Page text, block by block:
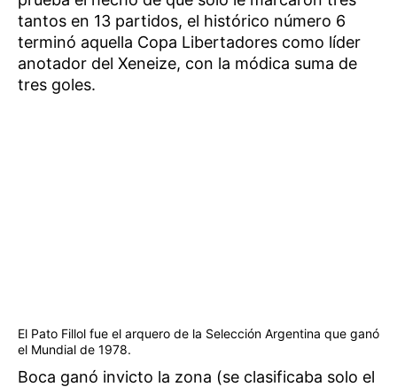
tantos en 13 partidos, el histórico número 6
terminó aquella Copa Libertadores como líder
anotador del Xeneize, con la módica suma de
tres goles.
El Pato Fillol fue el arquero de la Selección Argentina que ganó
el Mundial de 1978.
Boca ganó invicto la zona (se clasificaba solo el